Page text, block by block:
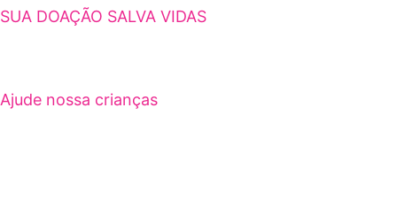
SUA DOAÇÃO SALVA VIDAS
Ajude nossa crianças